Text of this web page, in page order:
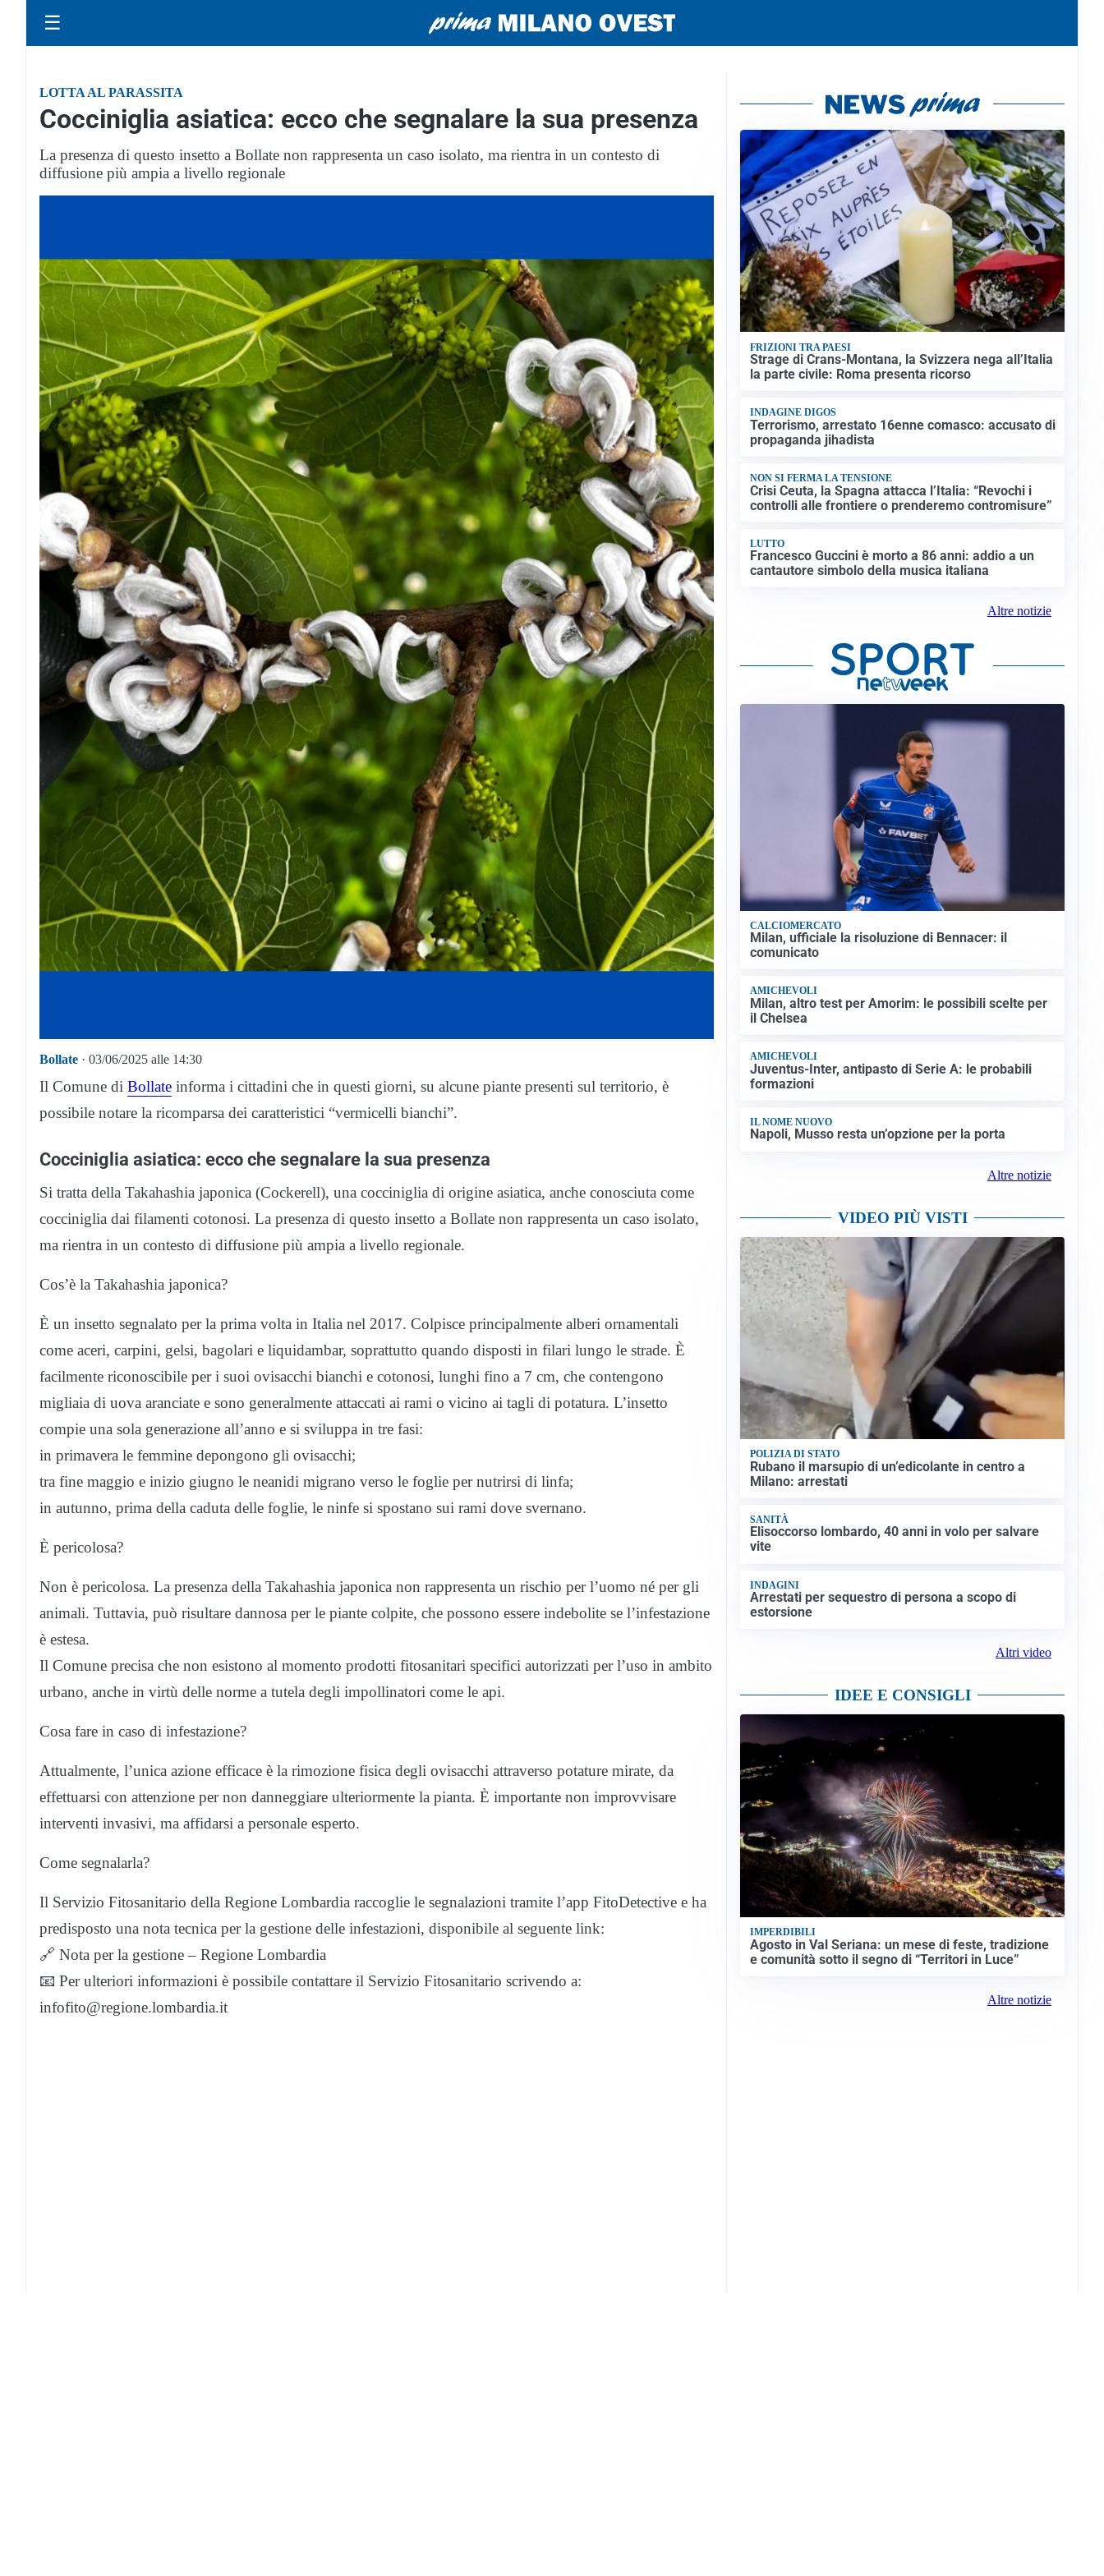
☰
LOTTA AL PARASSITA
Cocciniglia asiatica: ecco che segnalare la sua presenza
La presenza di questo insetto a Bollate non rappresenta un caso isolato, ma rientra in un contesto di
diffusione più ampia a livello regionale
Bollate · 03/06/2025 alle 14:30
Il Comune di Bollate informa i cittadini che in questi giorni, su alcune piante presenti sul territorio, è
possibile notare la ricomparsa dei caratteristici “vermicelli bianchi”.
Cocciniglia asiatica: ecco che segnalare la sua presenza
Si tratta della Takahashia japonica (Cockerell), una cocciniglia di origine asiatica, anche conosciuta come
cocciniglia dai filamenti cotonosi. La presenza di questo insetto a Bollate non rappresenta un caso isolato,
ma rientra in un contesto di diffusione più ampia a livello regionale.
Cos’è la Takahashia japonica?
È un insetto segnalato per la prima volta in Italia nel 2017. Colpisce principalmente alberi ornamentali
come aceri, carpini, gelsi, bagolari e liquidambar, soprattutto quando disposti in filari lungo le strade. È
facilmente riconoscibile per i suoi ovisacchi bianchi e cotonosi, lunghi fino a 7 cm, che contengono
migliaia di uova aranciate e sono generalmente attaccati ai rami o vicino ai tagli di potatura. L’insetto
compie una sola generazione all’anno e si sviluppa in tre fasi:
in primavera le femmine depongono gli ovisacchi;
tra fine maggio e inizio giugno le neanidi migrano verso le foglie per nutrirsi di linfa;
in autunno, prima della caduta delle foglie, le ninfe si spostano sui rami dove svernano.
È pericolosa?
Non è pericolosa. La presenza della Takahashia japonica non rappresenta un rischio per l’uomo né per gli
animali. Tuttavia, può risultare dannosa per le piante colpite, che possono essere indebolite se l’infestazione
è estesa.
Il Comune precisa che non esistono al momento prodotti fitosanitari specifici autorizzati per l’uso in ambito
urbano, anche in virtù delle norme a tutela degli impollinatori come le api.
Cosa fare in caso di infestazione?
Attualmente, l’unica azione efficace è la rimozione fisica degli ovisacchi attraverso potature mirate, da
effettuarsi con attenzione per non danneggiare ulteriormente la pianta. È importante non improvvisare
interventi invasivi, ma affidarsi a personale esperto.
Come segnalarla?
Il Servizio Fitosanitario della Regione Lombardia raccoglie le segnalazioni tramite l’app FitoDetective e ha
predisposto una nota tecnica per la gestione delle infestazioni, disponibile al seguente link:
🔗 Nota per la gestione – Regione Lombardia
📧 Per ulteriori informazioni è possibile contattare il Servizio Fitosanitario scrivendo a:
infofito@regione.lombardia.it
FRIZIONI TRA PAESI
Strage di Crans-Montana, la Svizzera nega all’Italia
la parte civile: Roma presenta ricorso
INDAGINE DIGOS
Terrorismo, arrestato 16enne comasco: accusato di
propaganda jihadista
NON SI FERMA LA TENSIONE
Crisi Ceuta, la Spagna attacca l’Italia: “Revochi i
controlli alle frontiere o prenderemo contromisure”
LUTTO
Francesco Guccini è morto a 86 anni: addio a un
cantautore simbolo della musica italiana
Altre notizie
CALCIOMERCATO
Milan, ufficiale la risoluzione di Bennacer: il
comunicato
AMICHEVOLI
Milan, altro test per Amorim: le possibili scelte per
il Chelsea
AMICHEVOLI
Juventus-Inter, antipasto di Serie A: le probabili
formazioni
IL NOME NUOVO
Napoli, Musso resta un’opzione per la porta
Altre notizie
VIDEO PIÙ VISTI
POLIZIA DI STATO
Rubano il marsupio di un’edicolante in centro a
Milano: arrestati
SANITÀ
Elisoccorso lombardo, 40 anni in volo per salvare
vite
INDAGINI
Arrestati per sequestro di persona a scopo di
estorsione
Altri video
IDEE E CONSIGLI
IMPERDIBILI
Agosto in Val Seriana: un mese di feste, tradizione
e comunità sotto il segno di “Territori in Luce”
Altre notizie